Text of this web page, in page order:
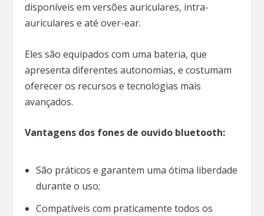
disponíveis em versões auriculares, intra-
auriculares e até over-ear.
Eles são equipados com uma bateria, que
apresenta diferentes autonomias, e costumam
oferecer os recursos e tecnologias mais
avançados.
Vantagens dos fones de ouvido bluetooth:
São práticos e garantem uma ótima liberdade
durante o uso;
Compatíveis com praticamente todos os